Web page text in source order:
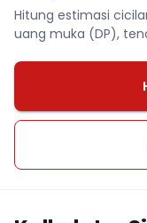
Hitung estimasi
uang muka (DP),